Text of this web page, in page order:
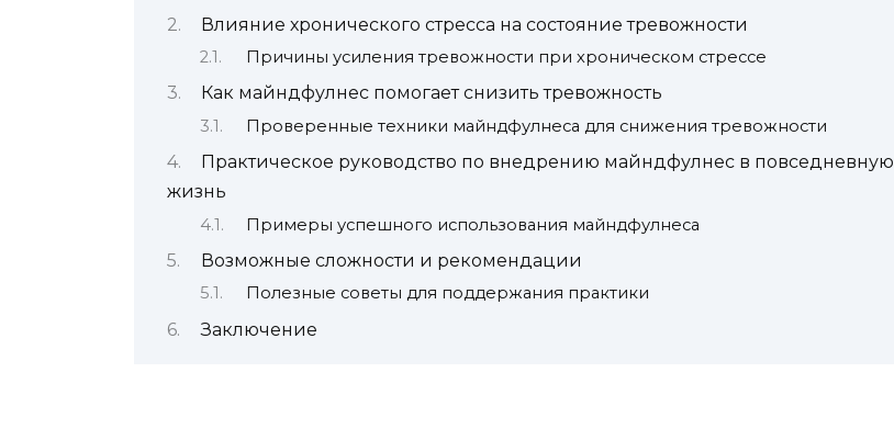
Влияние хронического стресса на состояние тревожности
Причины усиления тревожности при хроническом стрессе
Как майндфулнес помогает снизить тревожность
Проверенные техники майндфулнеса для снижения тревожности
Практическое руководство по внедрению майндфулнес в повседневную
жизнь
Примеры успешного использования майндфулнеса
Возможные сложности и рекомендации
Полезные советы для поддержания практики
Заключение